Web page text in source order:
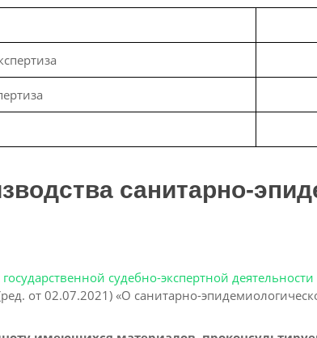
санитарно-
судебно-экспертной
от 02.07.2021) «О санитарно-